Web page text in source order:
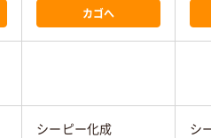
カゴへ
シーピー化成 シ